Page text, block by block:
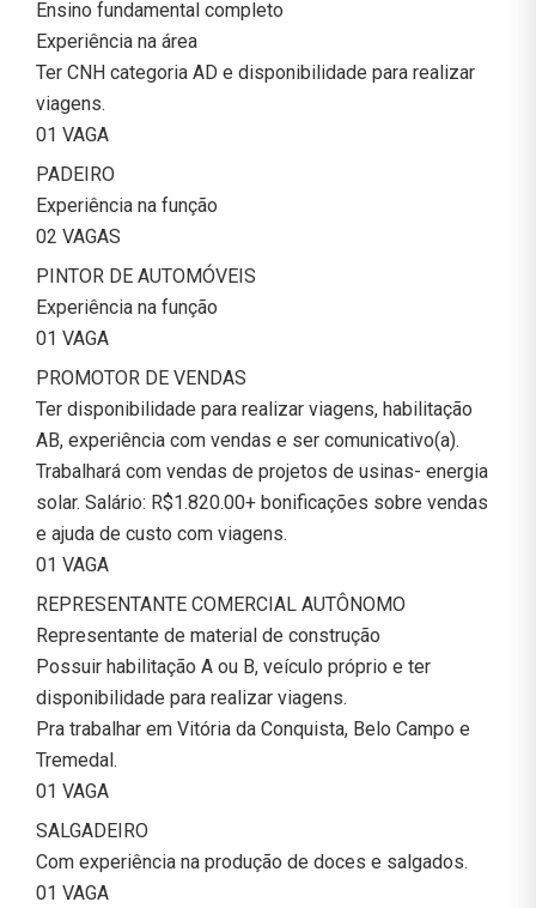
Ensino fundamental completo
Experiência na área
Ter CNH categoria AD e disponibilidade para realizar
viagens.
01 VAGA
PADEIRO
Experiência na função
02 VAGAS
PINTOR DE AUTOMÓVEIS
Experiência na função
01 VAGA
PROMOTOR DE VENDAS
Ter disponibilidade para realizar viagens, habilitação
AB, experiência com vendas e ser comunicativo(a).
Trabalhará com vendas de projetos de usinas- energia
solar. Salário: R$1.820.00+ bonificações sobre vendas
e ajuda de custo com viagens.
01 VAGA
REPRESENTANTE COMERCIAL AUTÔNOMO
Representante de material de construção
Possuir habilitação A ou B, veículo próprio e ter
disponibilidade para realizar viagens.
Pra trabalhar em Vitória da Conquista, Belo Campo e
Tremedal.
01 VAGA
SALGADEIRO
Com experiência na produção de doces e salgados.
01 VAGA